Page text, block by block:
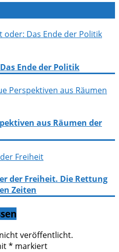
Ende der Politik
aus Räumen der
der Freiheit. Die Rettung
Zeiten
veröffentlicht.
* markiert